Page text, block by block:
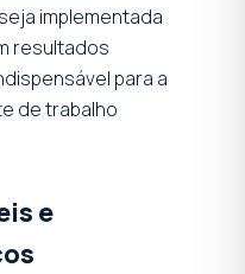
implementada
resultados
para a
de trabalho
e